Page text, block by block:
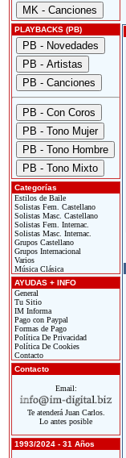
PLAYBACKS (PB)
Categorías
Estilos de Baile
Solistas Fem. Castellano
Solistas Masc. Castellano
Solistas Fem. Internac.
Solistas Masc. Internac.
Grupos Castellano
Grupos Internacional
Varios
Música Clásica
AYUDAS + INFO
General
Tu Sitio
IM Informa
Pago con Paypal
Formas de Pago
Política De Privacidad
Política De Cookies
Contacto
Contacto
Email:
Te atenderá Juan Carlos.
Lo antes posible
1993/2024 - 31 Años